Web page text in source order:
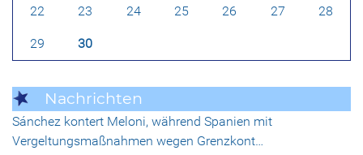
22 23 24 25 26 27 28
29 30
Nachrichten
Sánchez kontert Meloni, während Spanien mit
Vergeltungsmaßnahmen wegen Grenzkont…